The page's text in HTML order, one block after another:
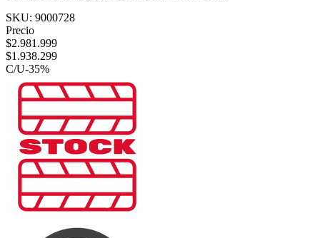
SKU: 9000728
Precio
$2.981.999
$1.938.299
C/U-35%